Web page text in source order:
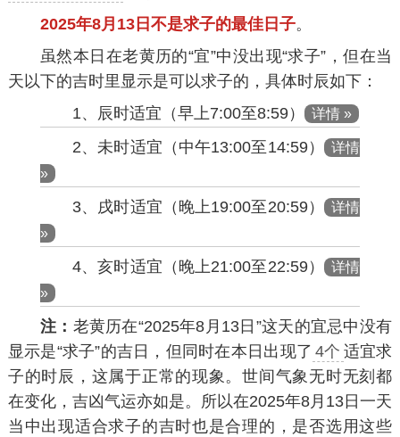
2025年8月13日不是求子的最佳日子。
虽然本日在老黄历的“宜”中没出现“求子”，但在当
天以下的吉时里显示是可以求子的，具体时辰如下：
1、辰时适宜（早上7:00至8:59）
详情 »
2、未时适宜（中午13:00至14:59）
详情
»
3、戌时适宜（晚上19:00至20:59）
详情
»
4、亥时适宜（晚上21:00至22:59）
详情
»
注： 老黄历在“2025年8月13日”这天的宜忌中没有
显示是“求子”的吉日，但同时在本日出现了 4个 适宜求
子的时辰，这属于正常的现象。世间气象无时无刻都
在变化，吉凶气运亦如是。所以在2025年8月13日一天
当中出现适合求子的吉时也是合理的，是否选用这些